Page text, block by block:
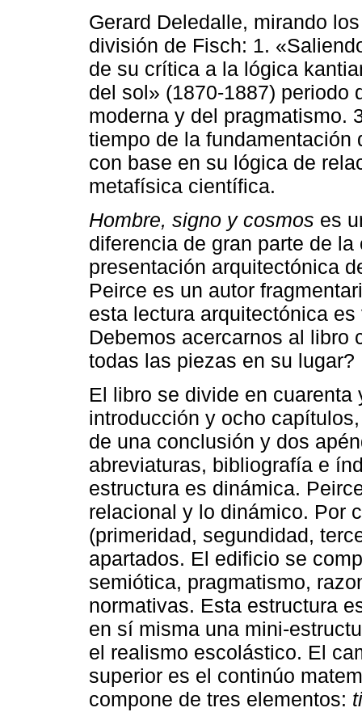
Gerard Deledalle, mirando
división de Fisch: 1.
de su crítica a la lógica
del sol» (1870-1887) periodo
moderna y del pragmatismo.
tiempo de la
con base en su lógica de
metafísica científica.
Hombre, signo y cosmos es
diferencia de gran parte de
presentación arquitectónica
Peirce es un autor
esta lectura arquitectónica
Debemos acercarnos al libro
todas las piezas en su lugar?
El libro se divide en
introducción y ocho
de una conclusión y dos
abreviaturas, bibliografía e
estructura es dinámica.
relacional y lo dinámico. Por
(primeridad, segundidad,
apartados. El edificio se
semiótica, pragmatismo,
normativas. Esta estructura
en sí misma una mini-
el realismo escolástico. El
superior es el continúo
compone de tres elementos: